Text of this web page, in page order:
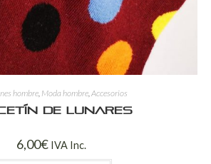
hombre, Moda hombre, Accesorios
de lunares
6,00€ IVA Inc.